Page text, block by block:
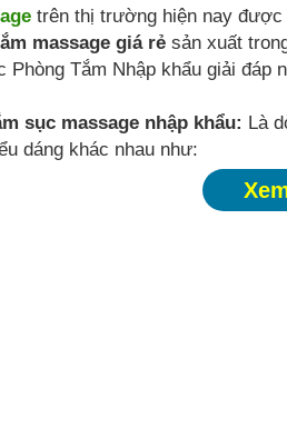
trên thị trường hiện nay
massage giá rẻ sản xuất
Phòng Tắm Nhập khẩu giải
sục massage nhập khẩu: Là
dáng khác nhau như: